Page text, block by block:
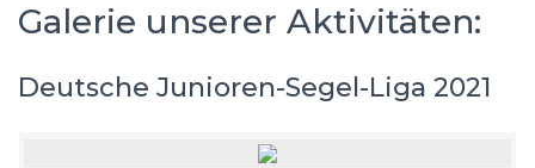
Galerie unserer Aktivitäten:
Deutsche Junioren-Segel-Liga 2021